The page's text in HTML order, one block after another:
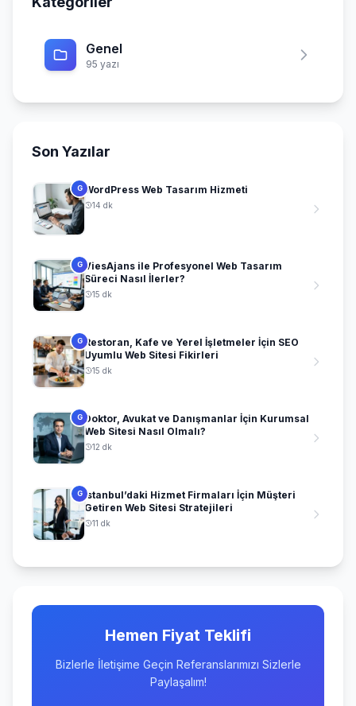
Genel
95 yazı
Son Yazılar
G WordPress Web Tasarım Hizmeti
14 dk
G ViesAjans ile Profesyonel Web Tasarım
Süreci Nasıl İlerler?
15 dk
G Restoran, Kafe ve Yerel İşletmeler İçin SEO
Uyumlu Web Sitesi Fikirleri
15 dk
G Doktor, Avukat ve Danışmanlar İçin Kurumsal
Web Sitesi Nasıl Olmalı?
12 dk
G İstanbul’daki Hizmet Firmaları İçin Müşteri
Getiren Web Sitesi Stratejileri
11 dk
Hemen Fiyat Teklifi
Bizlerle İletişime Geçin Referanslarımızı Sizlerle
Paylaşalım!